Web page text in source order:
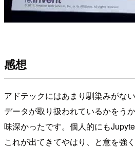
感想
アドテックにはあまり馴染みがな
データが取り扱われているかをう
味深かったです。個人的にも
これが出てきてやはり、と意を強く